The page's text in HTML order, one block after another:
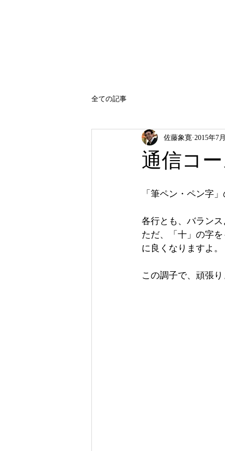
全ての記事
通信コ
佐藤象寛 2015年7
「筆ペン・ペン字
各行とも、バラン
ただ、「十」の字
に良くなりますよ。
この調子で、頑張